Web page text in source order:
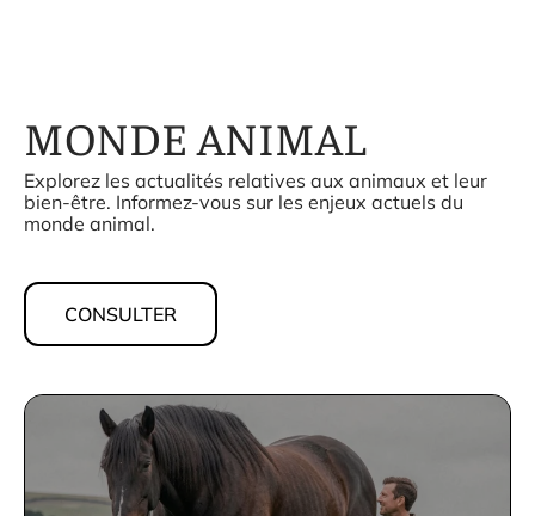
MONDE ANIMAL
Explorez les actualités relatives aux animaux et leur
bien-être. Informez-vous sur les enjeux actuels du
monde animal.
CONSULTER